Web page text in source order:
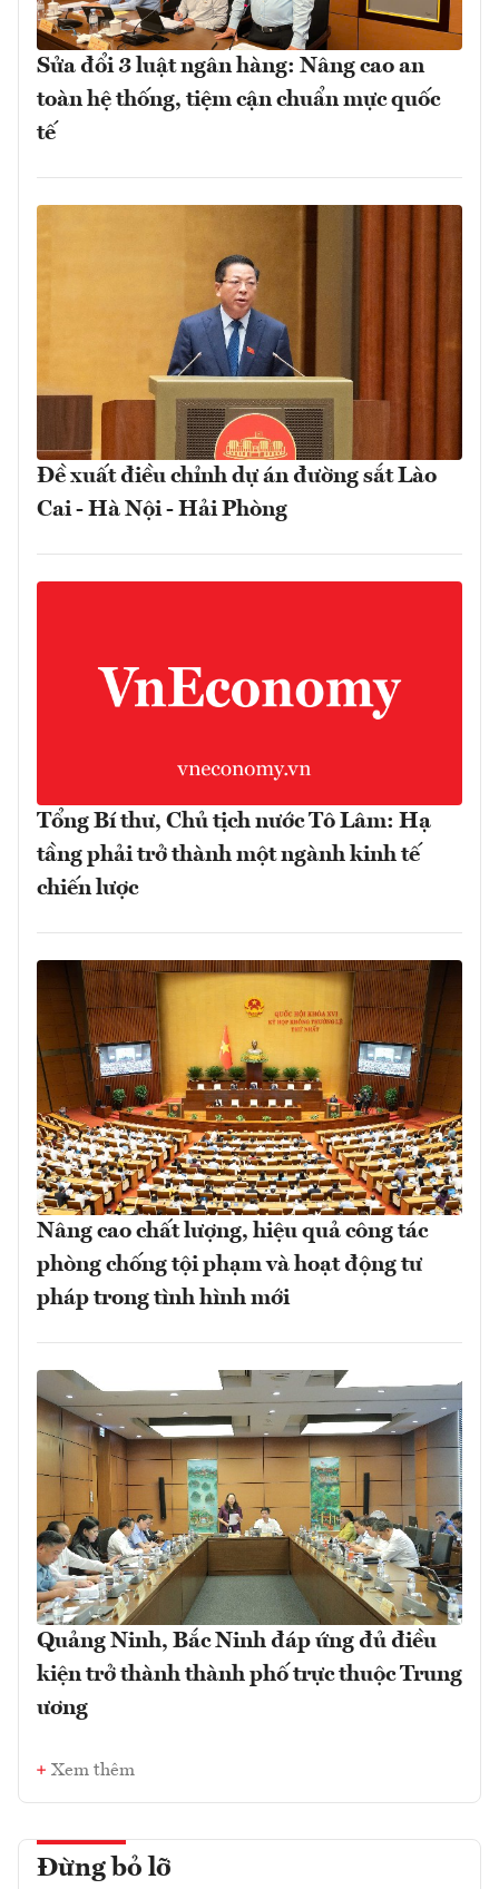
Sửa đổi 3 luật ngân hàng: Nâng cao an
toàn hệ thống, tiệm cận chuẩn mực quốc
tế
Đề xuất điều chỉnh dự án đường sắt Lào
Cai - Hà Nội - Hải Phòng
Tổng Bí thư, Chủ tịch nước Tô Lâm: Hạ
tầng phải trở thành một ngành kinh tế
chiến lược
Nâng cao chất lượng, hiệu quả công tác
phòng chống tội phạm và hoạt động tư
pháp trong tình hình mới
Quảng Ninh, Bắc Ninh đáp ứng đủ điều
kiện trở thành thành phố trực thuộc Trung
ương
Xem thêm
Đừng bỏ lỡ